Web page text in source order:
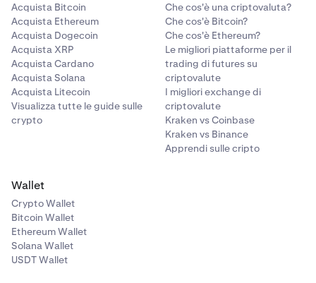
Acquista Bitcoin
Acquista Ethereum
Acquista Dogecoin
Acquista XRP
Acquista Cardano
Acquista Solana
Acquista Litecoin
Visualizza tutte le guide sulle
crypto
Che cos'è una criptovaluta?
Che cos'è Bitcoin?
Che cos'è Ethereum?
Le migliori piattaforme per il
trading di futures su
criptovalute
I migliori exchange di
criptovalute
Kraken vs Coinbase
Kraken vs Binance
Apprendi sulle cripto
Wallet
Crypto Wallet
Bitcoin Wallet
Ethereum Wallet
Solana Wallet
USDT Wallet